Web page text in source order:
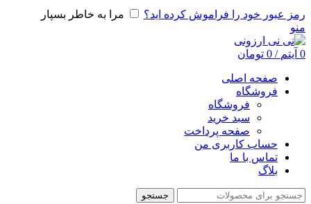
رمز عبور خود را فراموش کرده اید؟
مرا به خاطر بسپار
منو
0 آیتم /
0 تومان
صفحه اصلی
فروشگاه
فروشگاه
سبد خرید
صفحه پرداخت
حساب کاربری من
تماس با ما
بلاگ
جستجو